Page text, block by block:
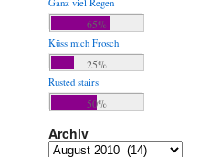
Ganz viel Regen
65%
Küss mich Frosch
25%
Rusted stairs
50%
Archiv
Archiv